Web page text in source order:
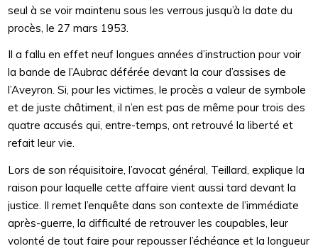
seul à se voir maintenu sous les verrous jusqu’à la date du
procès, le 27 mars 1953.
Il a fallu en effet neuf longues années d’instruction pour voir
la bande de l’Aubrac déférée devant la cour d’assises de
l’Aveyron. Si, pour les victimes, le procès a valeur de symbole
et de juste châtiment, il n’en est pas de même pour trois des
quatre accusés qui, entre-temps, ont retrouvé la liberté et
refait leur vie.
Lors de son réquisitoire, l’avocat général, Teillard, explique la
raison pour laquelle cette affaire vient aussi tard devant la
justice. Il remet l’enquête dans son contexte de l’immédiate
après-guerre, la difficulté de retrouver les coupables, leur
volonté de tout faire pour repousser l’échéance et la longueur